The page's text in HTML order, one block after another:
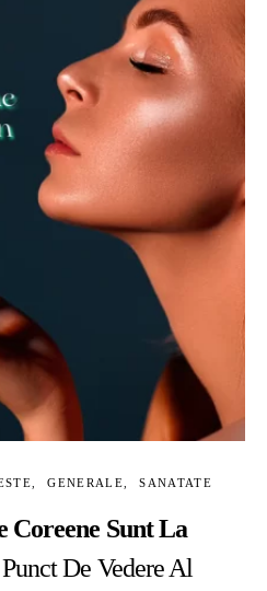
GENERALE SANATATE
Coreene Sunt La
De Vedere Al